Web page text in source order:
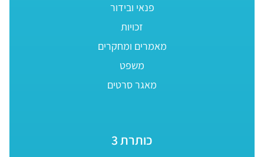
פנאי ובידור
זכויות
מאמרים ומחקרים
משפט
מאגר סרטים
כותרת 3